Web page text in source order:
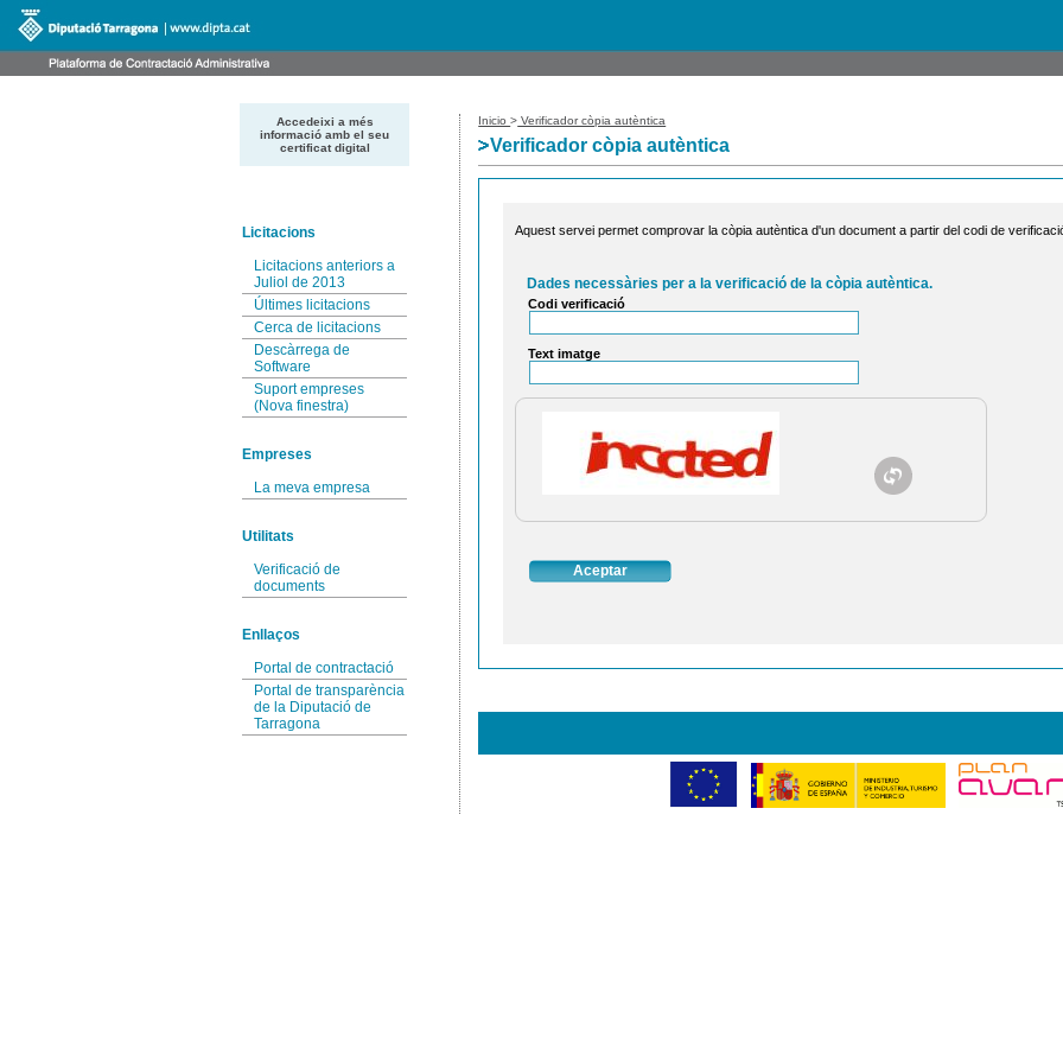
Accedeixi a més
informació amb el seu
certificat digital
Licitacions
Licitacions anteriors a
Juliol de 2013
Últimes licitacions
Cerca de licitacions
Descàrrega de
Software
Suport empreses
(Nova finestra)
Empreses
La meva empresa
Utilitats
Verificació de
documents
Enllaços
Portal de contractació
Portal de transparència
de la Diputació de
Tarragona
Inicio> Verificador còpia autèntica
Verificador còpia autèntica
Aquest servei permet comprovar la còpia autèntica d'un document a partir del codi de
Dades necessàries per a la verificació de la còpia autèntica.
Codi verificació
Text imatge